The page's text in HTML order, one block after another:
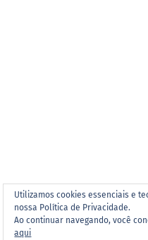
Utilizamos cookies essenciais e
nossa Política de Privacidade.
Ao continuar navegando, você
aqui